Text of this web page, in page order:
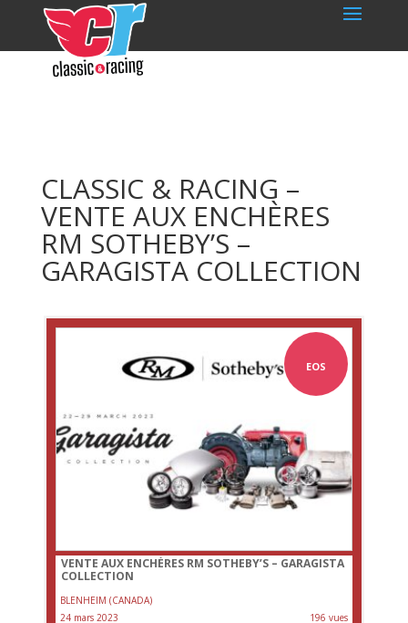
CLASSIC & RACING –
VENTE AUX ENCHÈRES
RM SOTHEBY’S –
GARAGISTA COLLECTION
EOS
VENTE AUX ENCHÈRES RM SOTHEBY’S – GARAGISTA
COLLECTION
BLENHEIM (CANADA)
24 mars 2023
196 vues